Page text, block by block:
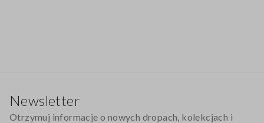
Newsletter
Otrzymuj informacje o nowych dropach, kolekcjach i